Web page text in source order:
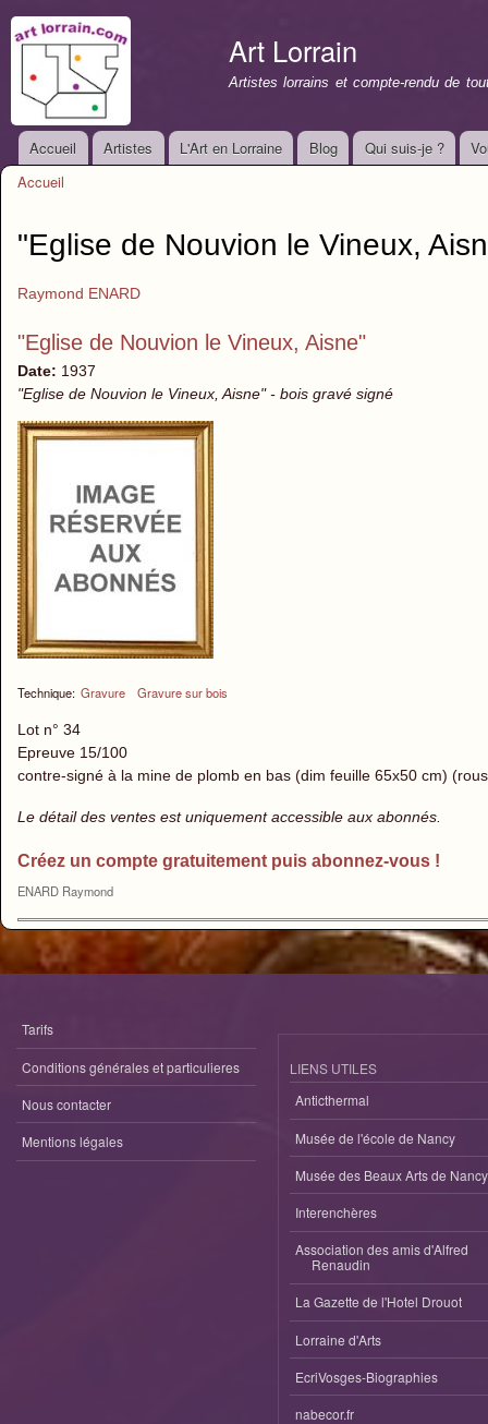
Art Lorrain
Artistes lorrains et compte-rendu de
Menu principal
Accueil Artistes L'Art en Lorraine Blog Qui suis-je ?
Accueil
"Eglise de Nouvion le Vineux,
Raymond ENARD
"Eglise de Nouvion le Vineux, Aisne"
Date: 1937
"Eglise de Nouvion le Vineux, Aisne" - bois gravé signé
Technique: Gravure Gravure sur bois
Lot n° 34
Epreuve 15/100
contre-signé à la mine de plomb en bas (dim feuille 65x50 cm)
Le détail des ventes est uniquement accessible aux abonnés.
Créez un compte gratuitement puis abonnez-vous !
ENARD Raymond
Tarifs
Conditions générales et particulieres
Nous contacter
Mentions légales
LIENS UTILES
Anticthermal
Musée de l'école de Nancy
Musée des Beaux Arts de Nancy
Interenchères
Association des amis d'Alfred
Renaudin
La Gazette de l'Hotel Drouot
Lorraine d'Arts
EcriVosges-Biographies
nabecor.fr